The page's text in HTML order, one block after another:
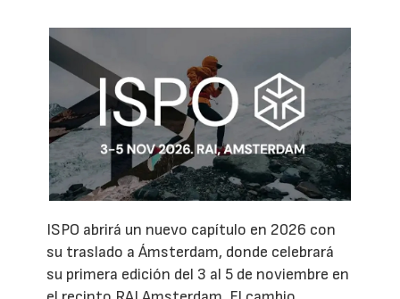
ISPO abrirá un nuevo capítulo en 2026 con
su traslado a Ámsterdam, donde celebrará
su primera edición del 3 al 5 de noviembre en